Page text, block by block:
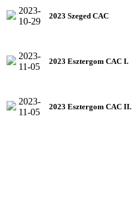
2023-
10-29
2023 Szeged CAC
2023-
11-05
2023 Esztergom CAC I.
2023-
11-05
2023 Esztergom CAC II.